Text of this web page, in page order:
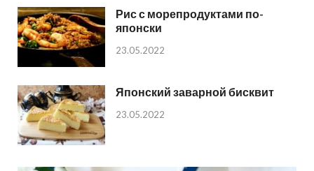
Рис с морепродуктами по-
японски
23.05.2022
Японский заварной бисквит
23.05.2022